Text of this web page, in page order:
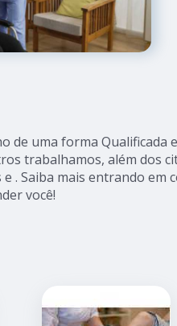
de uma forma Qualificada
trabalhamos, além dos
. Saiba mais entrando em
você!